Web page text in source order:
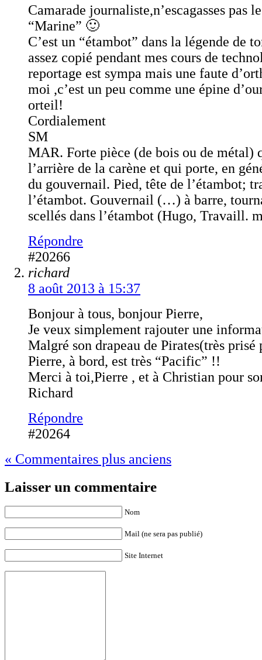
Camarade journaliste,n’escagasses pas
“Marine” 🙂
C’est un “étambot” dans la légende de
assez copié pendant mes cours de
reportage est sympa mais une faute
moi ,c’est un peu comme une épine
orteil!
Cordialement
SM
MAR. Forte pièce (de bois ou de métal)
l’arrière de la carène et qui porte, en
du gouvernail. Pied, tête de l’étambot;
l’étambot. Gouvernail (…) à barre,
scellés dans l’étambot (Hugo, Travaill.
Répondre
#20266
richard
8 août 2013 à 15:37
Bonjour à tous, bonjour Pierre,
Je veux simplement rajouter une
Malgré son drapeau de Pirates(très prisé
Pierre, à bord, est très “Pacific” !!
Merci à toi,Pierre , et à Christian pour
Richard
Répondre
#20264
« Commentaires plus anciens
Laisser un commentaire
Nom
Mail (ne sera pas publié)
Site Internet